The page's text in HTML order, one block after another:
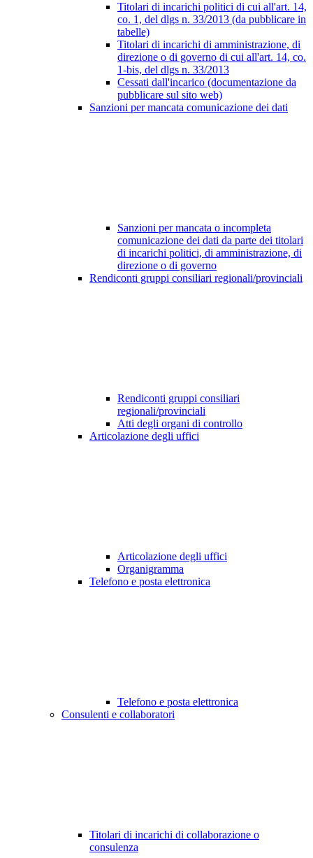
Titolari di incarichi politici di cui all'art. 14,
co. 1, del dlgs n. 33/2013 (da pubblicare in
tabelle)
Titolari di incarichi di amministrazione, di
direzione o di governo di cui all'art. 14, co.
1-bis, del dlgs n. 33/2013
Cessati dall'incarico (documentazione da
pubblicare sul sito web)
Sanzioni per mancata comunicazione dei dati
Sanzioni per mancata o incompleta
comunicazione dei dati da parte dei titolari
di incarichi politici, di amministrazione, di
direzione o di governo
Rendiconti gruppi consiliari regionali/provinciali
Rendiconti gruppi consiliari
regionali/provinciali
Atti degli organi di controllo
Articolazione degli uffici
Articolazione degli uffici
Organigramma
Telefono e posta elettronica
Telefono e posta elettronica
Consulenti e collaboratori
Titolari di incarichi di collaborazione o
consulenza